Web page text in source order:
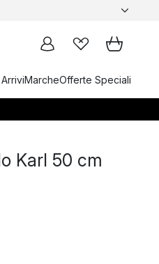
MarcheOfferte Speciali
Karl 50 cm